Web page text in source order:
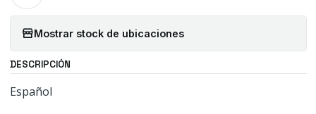
Mostrar stock de ubicaciones
DESCRIPCIÓN
Español